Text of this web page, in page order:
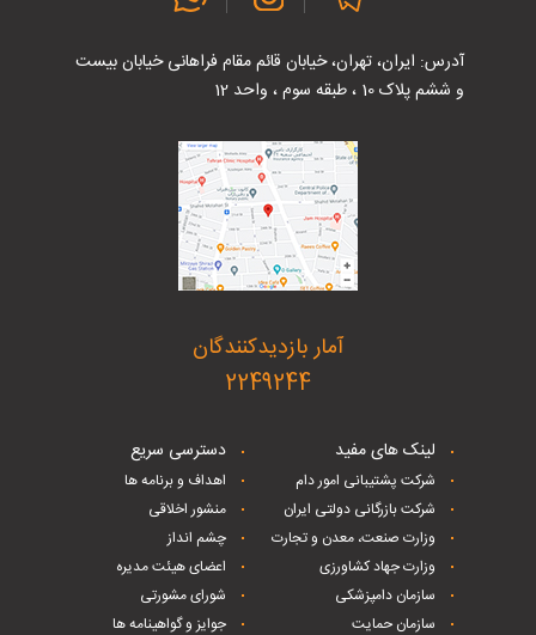
آدرس: ایران، تهران، خیابان قائم مقام فراهانی خیابان بیست
و ششم پلاک 10 ، طبقه سوم ، واحد 12
آمار بازدیدکنندگان
2249244
لینک های مفید
شرکت پشتیبانی امور دام
شرکت بازرگانی دولتی ایران
وزارت صنعت، معدن و تجارت
وزارت جهاد کشاورزی
سازمان دامپزشکی
سازمان حمایت
دسترسی سریع
اهداف و برنامه ها
منشور اخلاقی
چشم انداز
اعضای هیئت مدیره
شورای مشورتی
جوایز و گواهینامه ها